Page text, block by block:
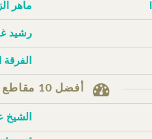
ماهر
رشيد
أفضل 10 مقاطع وألبومات حسب الزيارات
الشيخ